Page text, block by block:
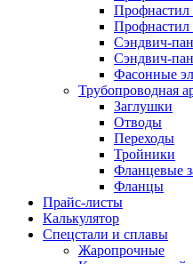
Профнастил
Профнастил
Сэндвич-
Сэндвич-
Фасонные
Трубопроводная
Заглушки
Отводы
Переходы
Тройники
Фланцевые
Фланцы
Прайс-листы
Калькулятор
Спецстали и сплавы
Жаропрочные